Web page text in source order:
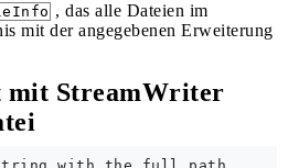
, das alle Dateien im
mit der angegebenen Erweiterung
mit StreamWriter